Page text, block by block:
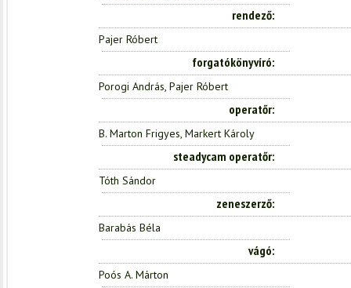
rendező
Pajer Róbert
forgatókönyvíró
Porogi András, Pajer Róbert
operatőr
B. Marton Frigyes, Markert Károly
steadycam operatőr
Tóth Sándor
zeneszerző
Barabás Béla
vágó
Poós A. Márton